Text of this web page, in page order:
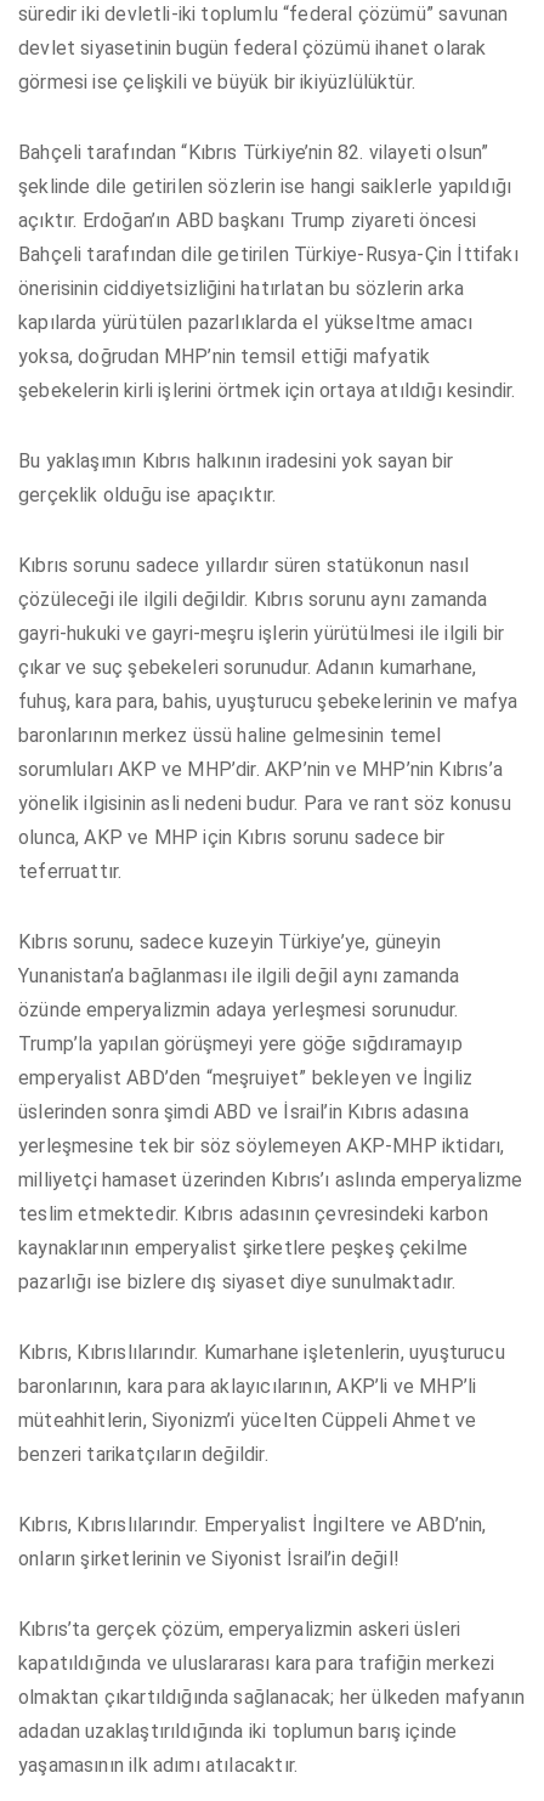
süredir iki devletli-iki toplumlu “federal çözümü” savunan
devlet siyasetinin bugün federal çözümü ihanet olarak
görmesi ise çelişkili ve büyük bir ikiyüzlülüktür.
Bahçeli tarafından “Kıbrıs Türkiye’nin 82. vilayeti olsun”
şeklinde dile getirilen sözlerin ise hangi saiklerle yapıldığı
açıktır. Erdoğan’ın ABD başkanı Trump ziyareti öncesi
Bahçeli tarafından dile getirilen Türkiye-Rusya-Çin İttifakı
önerisinin ciddiyetsizliğini hatırlatan bu sözlerin arka
kapılarda yürütülen pazarlıklarda el yükseltme amacı
yoksa, doğrudan MHP’nin temsil ettiği mafyatik
şebekelerin kirli işlerini örtmek için ortaya atıldığı kesindir.
Bu yaklaşımın Kıbrıs halkının iradesini yok sayan bir
gerçeklik olduğu ise apaçıktır.
Kıbrıs sorunu sadece yıllardır süren statükonun nasıl
çözüleceği ile ilgili değildir. Kıbrıs sorunu aynı zamanda
gayri-hukuki ve gayri-meşru işlerin yürütülmesi ile ilgili bir
çıkar ve suç şebekeleri sorunudur. Adanın kumarhane,
fuhuş, kara para, bahis, uyuşturucu şebekelerinin ve mafya
baronlarının merkez üssü haline gelmesinin temel
sorumluları AKP ve MHP’dir. AKP’nin ve MHP’nin Kıbrıs’a
yönelik ilgisinin asli nedeni budur. Para ve rant söz konusu
olunca, AKP ve MHP için Kıbrıs sorunu sadece bir
teferruattır.
Kıbrıs sorunu, sadece kuzeyin Türkiye’ye, güneyin
Yunanistan’a bağlanması ile ilgili değil aynı zamanda
özünde emperyalizmin adaya yerleşmesi sorunudur.
Trump’la yapılan görüşmeyi yere göğe sığdıramayıp
emperyalist ABD’den “meşruiyet” bekleyen ve İngiliz
üslerinden sonra şimdi ABD ve İsrail’in Kıbrıs adasına
yerleşmesine tek bir söz söylemeyen AKP-MHP iktidarı,
milliyetçi hamaset üzerinden Kıbrıs’ı aslında emperyalizme
teslim etmektedir. Kıbrıs adasının çevresindeki karbon
kaynaklarının emperyalist şirketlere peşkeş çekilme
pazarlığı ise bizlere dış siyaset diye sunulmaktadır.
Kıbrıs, Kıbrıslılarındır. Kumarhane işletenlerin, uyuşturucu
baronlarının, kara para aklayıcılarının, AKP’li ve MHP’li
müteahhitlerin, Siyonizm’i yücelten Cüppeli Ahmet ve
benzeri tarikatçıların değildir.
Kıbrıs, Kıbrıslılarındır. Emperyalist İngiltere ve ABD’nin,
onların şirketlerinin ve Siyonist İsrail’in değil!
Kıbrıs’ta gerçek çözüm, emperyalizmin askeri üsleri
kapatıldığında ve uluslararası kara para trafiğin merkezi
olmaktan çıkartıldığında sağlanacak; her ülkeden mafyanın
adadan uzaklaştırıldığında iki toplumun barış içinde
yaşamasının ilk adımı atılacaktır.